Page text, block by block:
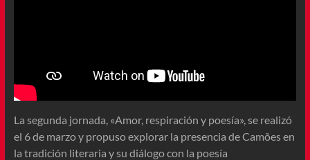
La segunda jornada, «Amor, respiración y poesía», se realizó
el 6 de marzo y propuso explorar la presencia de Camões en
la tradición literaria y su diálogo con la poesía